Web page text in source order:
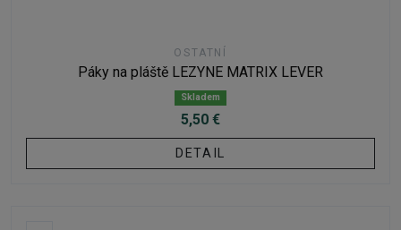
OSTATNÍ
Páky na pláště LEZYNE MATRIX LEVER
Skladem
5,50 €
DETAIL